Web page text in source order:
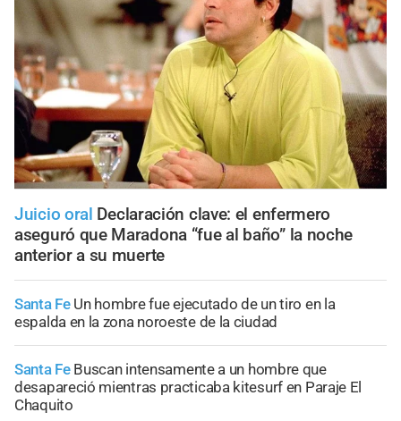
Juicio oral Declaración clave: el enfermero
aseguró que Maradona “fue al baño” la noche
anterior a su muerte
Santa Fe Un hombre fue ejecutado de un tiro en la
espalda en la zona noroeste de la ciudad
Santa Fe Buscan intensamente a un hombre que
desapareció mientras practicaba kitesurf en Paraje El
Chaquito